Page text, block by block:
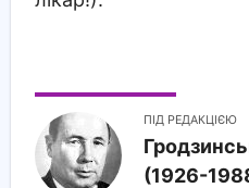
ПІД РЕДАКЦІЄЮ
(1926-